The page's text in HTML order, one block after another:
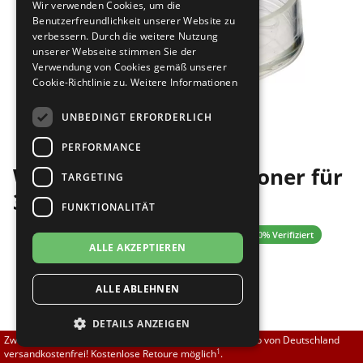
Brautschuhe
Sneaker
Übergrößen 43-44
Flexerinas
Merlet
Nueva Epoca
RayRose
Rummos
Rumpf
TopTanz
Bilder
Werner Kern Absatzschoner für
34 mm Absätze
5.00 (1 Bewertungen) ✓ 100% Verifiziert
5,00 EUR
Größe nicht auf Lager?
Zwischen 70,00 EUR und 800,00 EUR liefern wir innerhalb von Deutschland
versandkostenfrei! Kostenlose Retoure möglich1.
Wir verwenden Cookies, um die
Benutzerfreundlichkeit unserer Website zu
verbessern. Durch die weitere Nutzung
unserer Webseite stimmen Sie der
Verwendung von Cookies gemäß unserer
Cookie-Richtlinie zu. Weitere Informationen
UNBEDINGT ERFORDERLICH
PERFORMANCE
TARGETING
FUNKTIONALITÄT
ALLE AKZEPTIEREN
ALLE ABLEHNEN
DETAILS ANZEIGEN